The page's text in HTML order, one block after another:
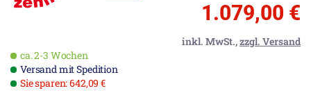
1.079,00 €
inkl. MwSt.,zzgl. Versand
ca. 2-3 Wochen
Versand mit Spedition
Sie sparen: 642,09 €